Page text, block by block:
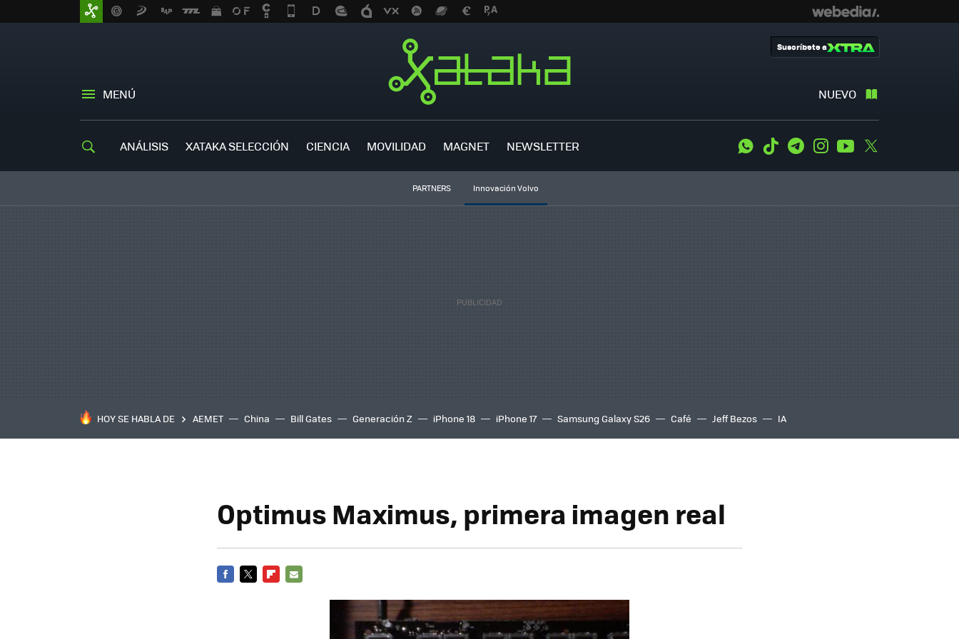
MENÚ NUEVO
Suscríbete a
ANÁLISIS XATAKA SELECCIÓN CIENCIA MOVILIDAD MAGNET NEWSLETTER WhatsApp
Tiktok TelegramInstagramYoutube
PARTNERS Innovación Volvo
HOY SE HABLA DE AEMET China Bill Gates Generación Z iPhone 18 iPhone 17 Samsung Galaxy S26 Café Jeff Bezos IA
Optimus Maximus, primera imagen real